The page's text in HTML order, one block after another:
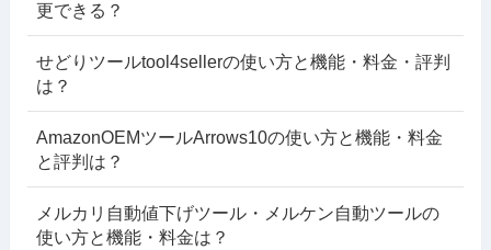
更できる？
せどりツールtool4sellerの使い方と機能・料金・評判
は？
AmazonOEMツールArrows10の使い方と機能・料金
と評判は？
メルカリ自動値下げツール・メルケン自動ツールの
使い方と機能・料金は？